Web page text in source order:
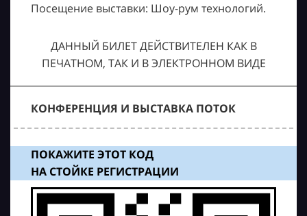
Посещение выставки: Шоу-рум технологий.
ДАННЫЙ БИЛЕТ ДЕЙСТВИТЕЛЕН КАК В
ПЕЧАТНОМ, ТАК И В ЭЛЕКТРОННОМ ВИДЕ
КОНФЕРЕНЦИЯ И ВЫСТАВКА ПОТОК
ПОКАЖИТЕ ЭТОТ КОД
НА СТОЙКЕ РЕГИСТРАЦИИ